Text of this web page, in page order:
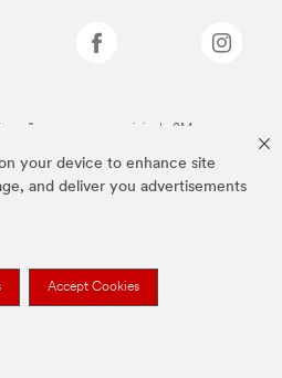
your device to enhance site
and deliver you advertisements
Accept Cookies
são marcas comerciais da 3M.